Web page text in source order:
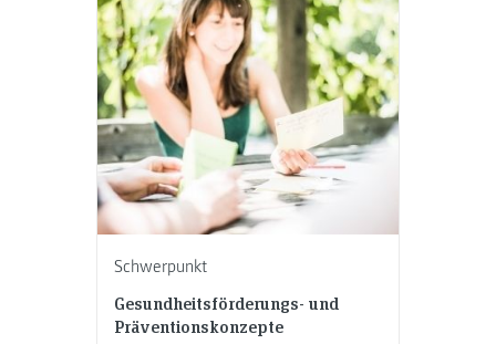
Schwerpunkt
Gesundheitsförderungs- und
Präventionskonzepte